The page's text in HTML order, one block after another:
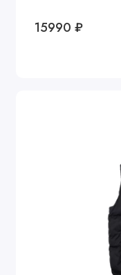
15990 ₽